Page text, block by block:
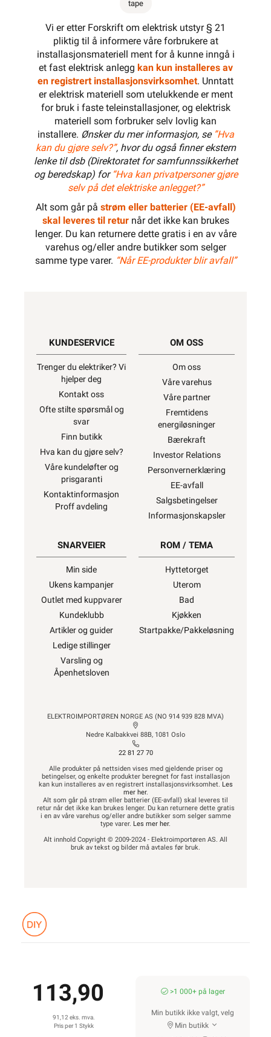
tape
Vi er etter Forskrift om elektrisk utstyr § 21
pliktig til å informere våre forbrukere at
installasjonsmateriell ment for å kunne inngå i
et fast elektrisk anlegg kan kun installeres av
en registrert installasjonsvirksomhet. Unntatt
er elektrisk materiell som utelukkende er ment
for bruk i faste teleinstallasjoner, og elektrisk
materiell som forbruker selv lovlig kan
installere. Ønsker du mer informasjon, se ”Hva
kan du gjøre selv?”, hvor du også finner ekstern
lenke til dsb (Direktoratet for samfunnssikkerhet
og beredskap) for “Hva kan privatpersoner gjøre
selv på det elektriske anlegget?”
Alt som går på strøm eller batterier (EE-avfall)
skal leveres til returnår det ikke kan brukes
lenger. Du kan returnere dette gratis i en av våre
varehus og/eller andre butikker som selger
samme type varer. “Når EE-produkter blir avfall”
KUNDESERVICE
Trenger du elektriker? Vi
hjelper deg
Kontakt oss
Ofte stilte spørsmål og
svar
Finn butikk
Hva kan du gjøre selv?
Våre kundeløfter og
prisgaranti
Kontaktinformasjon
Proff avdeling
OM OSS
Om oss
Våre varehus
Våre partner
Fremtidens
energiløsninger
Bærekraft
Investor Relations
Personvernerklæring
EE-avfall
Salgsbetingelser
Informasjonskapsler
SNARVEIER
Min side
Ukens kampanjer
Outlet med kuppvarer
Kundeklubb
Artikler og guider
Ledige stillinger
Varsling og
Åpenhetsloven
ROM / TEMA
Hyttetorget
Uterom
Bad
Kjøkken
Startpakke/Pakkeløsning
ELEKTROIMPORTØREN NORGE AS (NO 914 939 828 MVA)
Nedre Kalbakkvei 88B, 1081 Oslo
22 81 27 70
Alle produkter på nettsiden vises med gjeldende priser og
betingelser, og enkelte produkter beregnet for fast installasjon
kan kun installeres av en registrert installasjonsvirksomhet. Les
mer her.
Alt som går på strøm eller batterier (EE-avfall) skal leveres til
retur når det ikke kan brukes lenger. Du kan returnere dette gratis
i en av våre varehus og/eller andre butikker som selger samme
type varer. Les mer her.
Alt innhold Copyright © 2009-2024 - Elektroimportøren AS. All
bruk av tekst og bilder må avtales før bruk.
113,90
91,12 eks. mva.
Pris per 1 Stykk
>1 000+ på lager
Min butikk ikke valgt, velg
Min butikk